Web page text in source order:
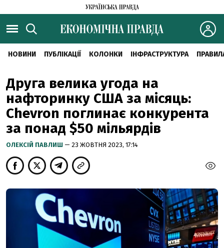
НОВИНИ ПУБЛІКАЦІЇ КОЛОНКИ ІНФРАСТРУКТУРА
Друга велика угода на
нафторинку США за місяць:
Chevron поглинає конкурента
за понад $50 мільярдів
ОЛЕКСІЙ ПАВЛИШ — 23 ЖОВТНЯ 2023, 17:14